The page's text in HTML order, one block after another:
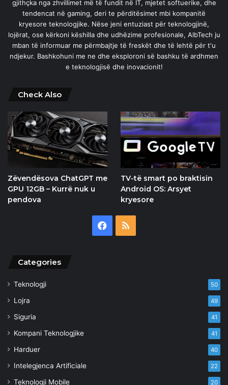
gjithçka nga zhvillimet më të fundit në IT, mjetet softuerike, dhe
tendencat në gaming, deri te përditësimet mbi kompanitë
kryesore teknologjike. Nëse jeni entuziast për teknologjinë,
lojërat, ose kërkoni këshilla dhe udhëzime profesionale, AlbTech ju
mban të informuar me përmbajtje të freskët dhe të lehtë për t'u
ndjekur. Bashkohuni me ne dhe eksploroni së bashku të ardhmen
e teknologjisë dhe inovacionit!
Check Also
Zëvendësova ChatGPT me
GPU 12GB – Kurrë nuk u
pendova
TV-të smart po braktisin
Android OS: Arsyet
kryesore
Facebook
RSS
Categories
Teknologji 50
Lojra 49
Siguria 41
Kompani Teknologjike 41
Harduer 40
Intelegjenca Artificiale 22
Teknologji Mobile 20